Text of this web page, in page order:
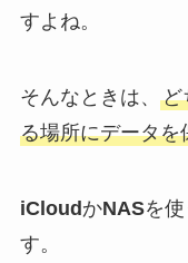
すよね。
そんなときは、 ど
る場所にデータを
iCloudかNASを
す。